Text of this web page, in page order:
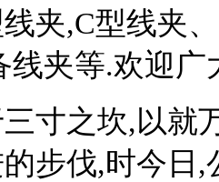
夹,C型线夹、
线夹等.欢迎广
寸之坎,以就
步伐,时今日